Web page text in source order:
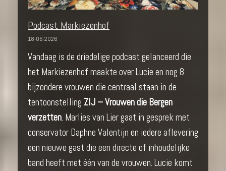
Podcast Markiezenhof
18-06-2026
Vandaag is de driedelige podcast gelanceerd die
het Markiezenhof maakte over Lucie en nog 8
bijzondere vrouwen die centraal staan in de
tentoonstelling ZIJ – Vrouwen die Bergen
verzetten. Marlies van Lier gaat in gesprek met
conservator Daphne Valentijn en iedere aflevering
een nieuwe gast die een directe of inhoudelijke
band heeft met één van de vrouwen. Lucie komt